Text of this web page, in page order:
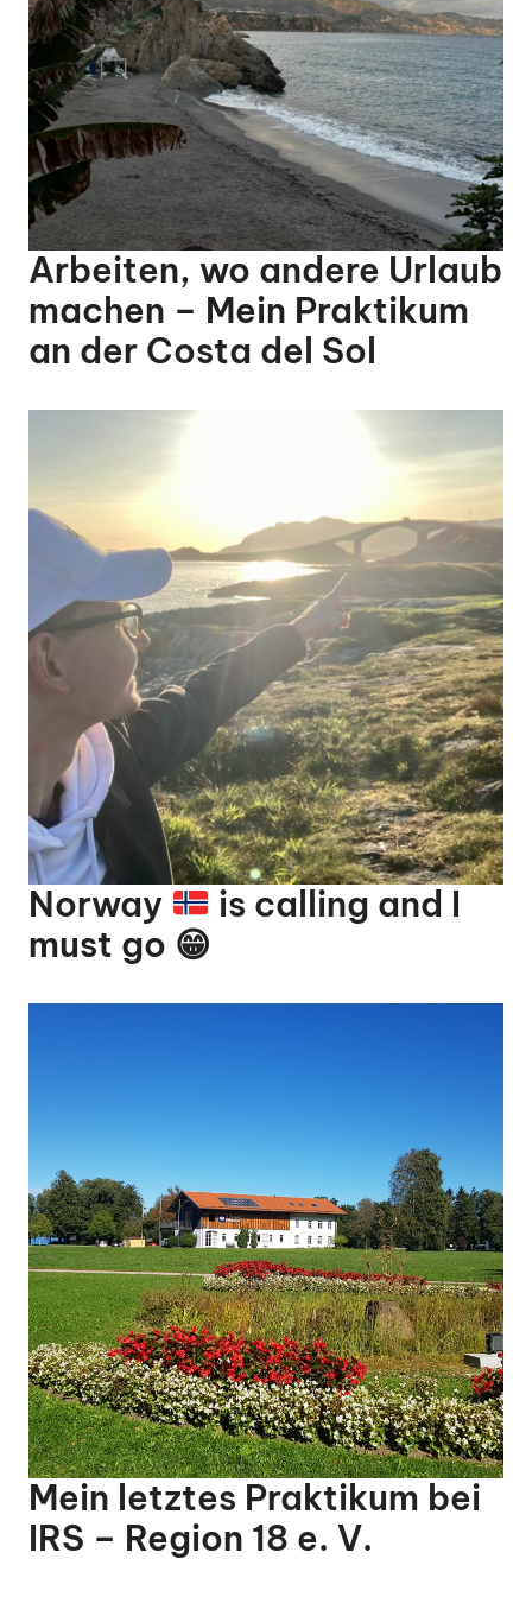
Arbeiten, wo andere Urlaub
machen – Mein Praktikum
an der Costa del Sol
Norway
is calling and I
must go 😁
Mein letztes Praktikum bei
IRS – Region 18 e. V.